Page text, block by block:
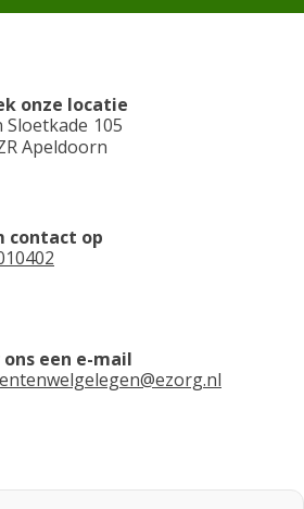
onze locatie
Sloetkade 105
Apeldoorn
contact op
een e-mail